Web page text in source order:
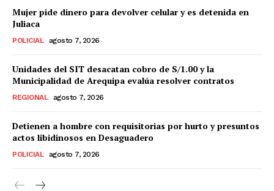
Mujer pide dinero para devolver celular y es detenida en
Juliaca
POLICIAL agosto 7, 2026
Unidades del SIT desacatan cobro de S/1.00 y la
Municipalidad de Arequipa evalúa resolver contratos
REGIONAL agosto 7, 2026
Detienen a hombre con requisitorias por hurto y presuntos
actos libidinosos en Desaguadero
POLICIAL agosto 7, 2026